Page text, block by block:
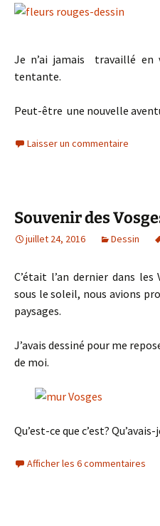
Je n’ai jamais travaillé en
tentante.
Peut-être une nouvelle
Laisser un commentaire
Souvenir des
juillet 24, 2016 Dessin
C’était l’an dernier dans les
sous le soleil, nous avions
paysages.
J’avais dessiné pour me
de moi.
Qu’est-ce que c’est?
Afficher les 6 commentaires